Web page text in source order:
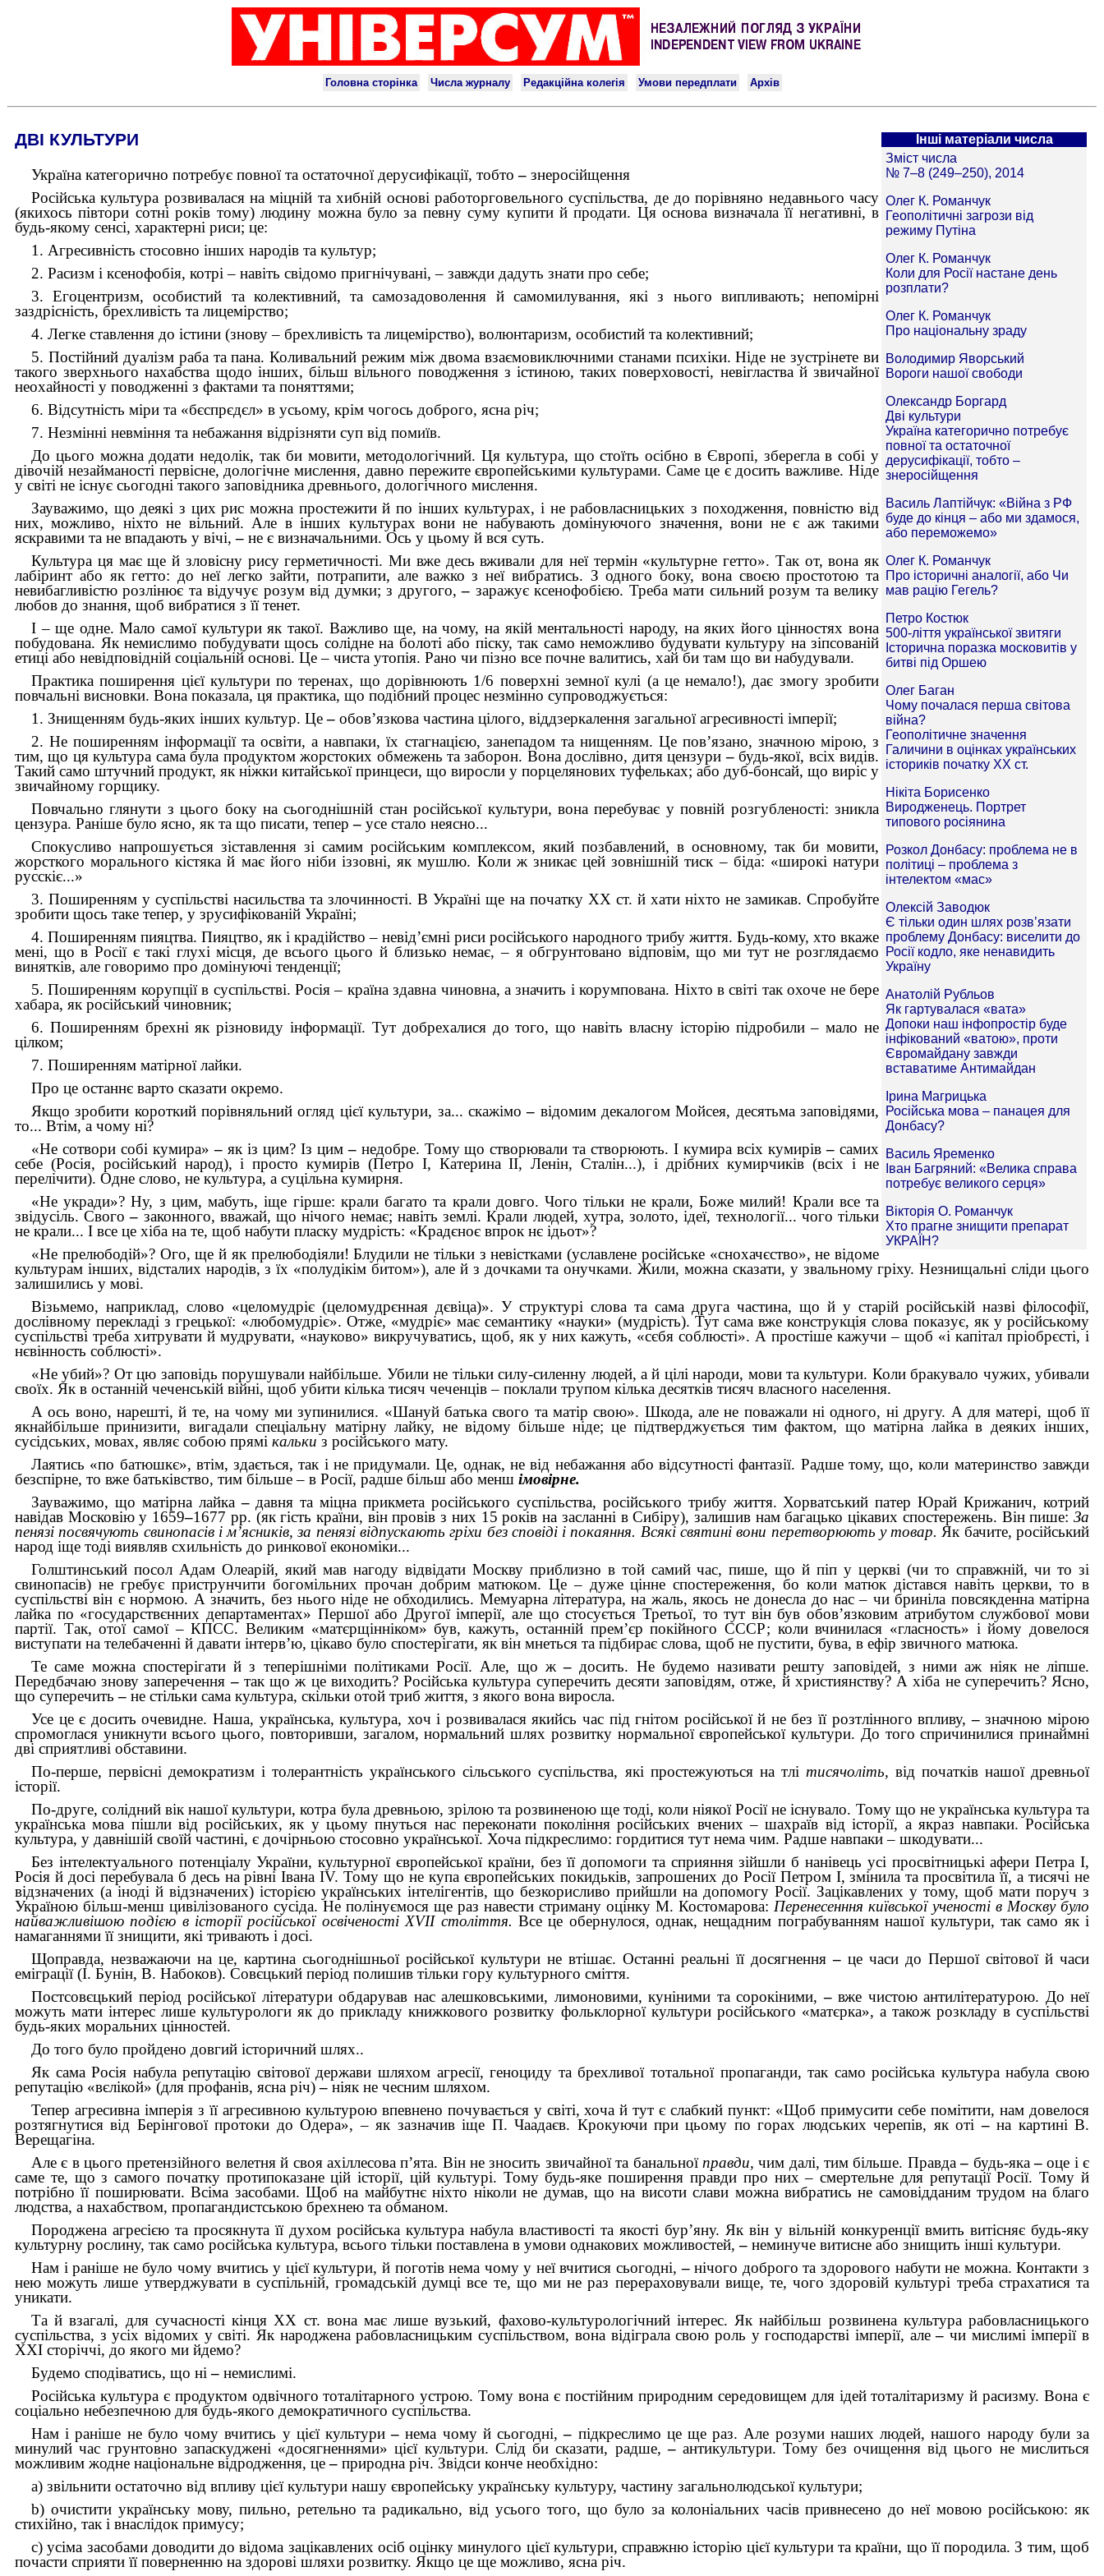
Інші матеріали числа
ДВІ КУЛЬТУРИ
Україна категорично потребує повної та остаточної дерусифікації, тобто– знеросійщення
Російська культура розвивалася на міцній та хибній основі работорговельного суспільства, де до порівняно недавнього часу
(якихось півтори сотні років тому) людину можна було за певну суму купити й продати. Ця основа визначала її негативні, в
будь-якому сенсі, характерні риси; це:
1. Агресивність стосовно інших народів та культур;
2. Расизм і ксенофобія, котрі – навіть свідомо пригнічувані, – завжди дадуть знати про себе;
3. Егоцентризм, особистий та колективний, та самозадоволення й самомилування, які з нього випливають; непомірні
заздрісність, брехливість та лицемірство;
4. Легке ставлення до істини (знову – брехливість та лицемірство), волюнтаризм, особистий та колективний;
5. Постійний дуалізм раба та пана. Коливальний режим між двома взаємовиключними станами психіки. Ніде не зустрінете ви
такого зверхнього нахабства щодо інших, більш вільного поводження з істиною, таких поверховості, невігластва й звичайної
неохайності у поводженні з фактами та поняттями;
6. Відсутність міри та «бєспрєдєл» в усьому, крім чогось доброго, ясна річ;
7. Незмінні невміння та небажання відрізняти суп від помиїв.
До цього можна додати недолік, так би мовити, методологічний. Ця культура, що стоїть осібно в Європі, зберегла в собі у
дівочій незайманості первісне, дологічне мислення, давно пережите європейськими культурами. Саме це є досить важливе. Ніде
у світі не існує сьогодні такого заповідника древнього, дологічного мислення.
Зауважимо, що деякі з цих рис можна простежити й по інших культурах, і не рабовласницьких з походження, повністю від
них, можливо, ніхто не вільний. Але в інших культурах вони не набувають домінуючого значення, вони не є аж такими
яскравими та не впадають у вічі,– не є визначальними. Ось у цьому й вся суть.
Культура ця має ще й зловісну рису герметичності. Ми вже десь вживали для неї термін «культурне гетто». Так от, вона як
лабіринт або як гетто: до неї легко зайти, потрапити, але важко з неї вибратись. З одного боку, вона своєю простотою та
невибагливістю розлінює та відучує розум від думки; з другого,– заражує ксенофобією. Треба мати сильний розум та велику
любов до знання, щоб вибратися з її тенет.
І – ще одне. Мало самої культури як такої. Важливо ще, на чому, на якій ментальності народу, на яких його цінностях вона
побудована. Як немислимо побудувати щось солідне на болоті або піску, так само неможливо будувати культуру на зіпсованій
етиці або невідповідній соціальній основі. Це – чиста утопія. Рано чи пізно все почне валитись, хай би там що ви набудували.
Практика поширення цієї культури по теренах, що дорівнюють 1/6 поверхні земної кулі (а це немало!), дає змогу зробити
повчальні висновки. Вона показала, ця практика, що подібний процес незмінно супроводжується:
1. Знищенням будь-яких інших культур. Це– обов’язкова частина цілого, віддзеркалення загальної агресивності імперії;
2. Не поширенням інформації та освіти, а навпаки, їх стагнацією, занепадом та нищенням. Це пов’язано, значною мірою, з
тим, що ця культура сама була продуктом жорстоких обмежень та заборон. Вона дослівно, дитя цензури–будь-якої, всіх видів.
Такий само штучний продукт, як ніжки китайської принцеси, що виросли у порцелянових туфельках; або дуб-бонсай, що виріс у
звичайному горщику.
Повчально глянути з цього боку на сьогоднішній стан російської культури, вона перебуває у повній розгубленості: зникла
цензура. Раніше було ясно, як та що писати, тепер– усе стало неясно...
Спокусливо напрошується зіставлення зі самим російським комплексом, який позбавлений, в основному, так би мовити,
жорсткого морального кістяка й має його ніби іззовні, як мушлю. Коли ж зникає цей зовнішній тиск – біда: «широкі натури
русскіє...»
3. Поширенням у суспільстві насильства та злочинності. В Україні ще на початку XX ст. й хати ніхто не замикав. Спробуйте
зробити щось таке тепер, у зрусифікованій Україні;
4. Поширенням пияцтва. Пияцтво, як і крадійство – невід’ємні риси російського народного трибу життя. Будь-кому, хто вкаже
мені, що в Росії є такі глухі місця, де всього цього й близько немає, – я обгрунтовано відповім, що ми тут не розглядаємо
винятків, але говоримо про домінуючі тенденції;
5. Поширенням корупції в суспільстві. Росія – країна здавна чиновна, а значить і корумпована. Ніхто в світі так охоче не бере
хабара, як російський чиновник;
6. Поширенням брехні як різновиду інформації. Тут добрехалися до того, що навіть власну історію підробили – мало не
цілком;
7. Поширенням матірної лайки.
Про це останнє варто сказати окремо.
Якщо зробити короткий порівняльний огляд цієї культури, за... скажімо– відомим декалогом Мойсея, десятьма заповідями,
то... Втім, а чому ні?
«Не сотвори собі кумира»– як із цим? Із цим– недобре. Тому що створювали та створюють. І кумира всіх кумирів–самих
себе (Росія, російський народ), і просто кумирів (Петро І, Катерина II, Ленін, Сталін...), і дрібних кумирчиків (всіх і не
перелічити). Одне слово, не культура, а суцільна кумирня.
«Не укради»? Ну, з цим, мабуть, іще гірше: крали багато та крали довго. Чого тільки не крали, Боже милий! Крали все та
звідусіль. Свого– законного, вважай, що нічого немає; навіть землі. Крали людей, хутра, золото, ідеї, технології... чого тільки
не крали... І все це хіба на те, щоб набути пласку мудрість: «Крадєноє впрок нє ідьот»?
«Не прелюбодій»? Ого, ще й як прелюбодіяли! Блудили не тільки з невістками (уславлене російське «снохачєство», не відоме
культурам інших, відсталих народів, з їх «полудікім битом»), але й з дочками та онучками. Жили, можна сказати, у звальному гріху. Незнищальні сліди цього
залишились у мові.
Візьмемо, наприклад, слово «целомудріє (целомудрєнная дєвіца)». У структурі слова та сама друга частина, що й у старій російській назві філософії,
дослівному перекладі з грецької: «любомудріє». Отже, «мудріє» має семантику «науки» (мудрість). Тут сама вже конструкція слова показує, як у російському
суспільстві треба хитрувати й мудрувати, «науково» викручуватись, щоб, як у них кажуть, «сєбя соблюсті». А простіше кажучи – щоб «і капітал пріобрєсті, і
нєвінность соблюсті».
«Не убий»? От цю заповідь порушували найбільше. Убили не тільки силу-силенну людей, а й цілі народи, мови та культури. Коли бракувало чужих, убивали
своїх. Як в останній чеченській війні, щоб убити кілька тисяч чеченців – поклали трупом кілька десятків тисяч власного населення.
А ось воно, нарешті, й те, на чому ми зупинилися. «Шануй батька свого та матір свою». Шкода, але не поважали ні одного, ні другу. А для матері, щоб її
якнайбільше принизити, вигадали спеціальну матірну лайку, не відому більше ніде; це підтверджується тим фактом, що матірна лайка в деяких інших,
сусідських, мовах, являє собою прямі кальки з російського мату.
Лаятись «по батюшкє», втім, здається, так і не придумали. Це, однак, не від небажання або відсутності фантазії. Радше тому, що, коли материнство завжди
безспірне, то вже батьківство, тим більше – в Росії, радше більш або менш імовірне.
Зауважимо, що матірна лайка–давня та міцна прикмета російського суспільства, російського трибу життя. Хорватський патер Юрай Крижанич, котрий
навідав Московію у 1659–1677 pp. (як гість країни, він провів з них 15 років на засланні в Сибіру), залишив нам багацько цікавих спостережень. Він пише:За
пенязі посвячують свинопасів і м’ясників, за пенязі відпускають гріхи без сповіді і покаяння. Всякі святині вони перетворюють у товар.Як бачите, російський
народ іще тоді виявляв схильність до ринкової економіки...
Голштинський посол Адам Олеарій, який мав нагоду відвідати Москву приблизно в той самий час, пише, що й піп у церкві (чи то справжній, чи то зі
свинопасів) не гребує приструнчити богомільних прочан добрим матюком. Це – дуже цінне спостереження, бо коли матюк дістався навіть церкви, то в
суспільстві він є нормою. А значить, без нього ніде не обходились. Мемуарна література, на жаль, якось не донесла до нас – чи бриніла повсякденна матірна
лайка по «государствєнних департаментах» Першої або Другої імперії, але що стосується Третьої, то тут він був обов’язковим атрибутом службової мови
партії. Так, отої самої – КПСС. Великим «матєрщінніком» був, кажуть, останній прем’єр покійного СССР; коли вчинилася «гласность» і йому довелося
виступати на телебаченні й давати інтерв’ю, цікаво було спостерігати, як він мнеться та підбирає слова, щоб не пустити, бува, в ефір звичного матюка.
Те саме можна спостерігати й з теперішніми політиками Росії. Але, що ж–досить. Не будемо називати решту заповідей, з ними аж ніяк не ліпше.
Передбачаю знову заперечення– так що ж це виходить? Російська культура суперечить десяти заповідям, отже, й християнству? А хіба не суперечить? Ясно,
що суперечить– не стільки сама культура, скільки отой триб життя, з якого вона виросла.
Усе це є досить очевидне. Наша, українська, культура, хоч і розвивалася якийсь час під гнітом російської й не без її розтлінного впливу,–значною мірою
спромоглася уникнути всього цього, повторивши, загалом, нормальний шлях розвитку нормальної європейської культури. До того спричинилися принаймні
дві сприятливі обставини.
По-перше, первісні демократизм і толерантність українського сільського суспільства, які простежуються на тлі тисячоліть, від початків нашої древньої
історії.
По-друге, солідний вік нашої культури, котра була древньою, зрілою та розвиненою ще тоді, коли ніякої Росії не існувало. Тому що не українська культура та
українська мова пішли від російських, як у цьому пнуться нас переконати покоління російських вчених – шахраїв від історії, а якраз навпаки. Російська
культура, у давнішій своїй частині, є дочірньою стосовно української. Хоча підкреслимо: гордитися тут нема чим. Радше навпаки – шкодувати...
Без інтелектуального потенціалу України, культурної європейської країни, без її допомоги та сприяння зійшли б нанівець усі просвітницькі афери Петра І,
Росія й досі перебувала б десь на рівні Івана IV. Тому що не купа європейських покидьків, запрошених до Росії Петром І, змінила та просвітила її, а тисячі не
відзначених (а іноді й відзначених) історією українських інтелігентів, що безкорисливо прийшли на допомогу Росії. Зацікавлених у тому, щоб мати поруч з
Україною більш-менш цивілізованого сусіда. Не полінуємося ще раз навести стриману оцінку М. Костомарова: Перенесенння київської ученості в Москву було
найважливішою подією в історії російської освіченості XVII століття. Все це обернулося, однак, нещадним пограбуванням нашої культури, так само як і
намаганнями її знищити, які тривають і досі.
Щоправда, незважаючи на це, картина сьогоднішньої російської культури не втішає. Останні реальні її досягнення– це часи до Першої світової й часи
еміграції (І. Бунін, В. Набоков). Совєцький період полишив тільки гору культурного сміття.
Постсовєцький період російської літератури обдарував нас алешковськими, лимоновими, куніними та сорокіними,– вже чистою антилітературою. До неї
можуть мати інтерес лише культурологи як до прикладу книжкового розвитку фольклорної культури російського «матєрка», а також розкладу в суспільстві
будь-яких моральних цінностей.
До того було пройдено довгий історичний шлях..
Як сама Росія набула репутацію світової держави шляхом агресії, геноциду та брехливої тотальної пропаганди, так само російська культура набула свою
репутацію «вєлікой» (для профанів, ясна річ)– ніяк не чесним шляхом.
Тепер агресивна імперія з її агресивною культурою впевнено почувається у світі, хоча й тут є слабкий пункт: «Щоб примусити себе помітити, нам довелося
розтягнутися від Берінгової протоки до Одера», – як зазначив іще П. Чаадаєв. Крокуючи при цьому по горах людських черепів, як оті–на картині В.
Верещагіна.
Але є в цього претензійного велетня й своя ахіллесова п’ята. Він не зносить звичайної та банальноїправди,чим далі, тим більше. Правда– будь-яка–оце і є
саме те, що з самого початку протипоказане цій історії, цій культурі. Тому будь-яке поширення правди про них – смертельне для репутації Росії. Тому й
потрібно її поширювати. Всіма засобами. Щоб на майбутнє ніхто ніколи не думав, що на висоти слави можна вибратись не самовідданим трудом на благо
людства, а нахабством, пропагандистською брехнею та обманом.
Породжена агресією та просякнута її духом російська культура набула властивості та якості бур’яну. Як він у вільній конкуренції вмить витісняє будь-яку
культурну рослину, так само російська культура, всього тільки поставлена в умови однакових можливостей,– неминуче витисне або знищить інші культури.
Нам і раніше не було чому вчитись у цієї культури, й поготів нема чому у неї вчитися сьогодні,–нічого доброго та здорового набути не можна. Контакти з
нею можуть лише утверджувати в суспільній, громадській думці все те, що ми не раз перераховували вище, те, чого здоровій культурі треба страхатися та
уникати.
Та й взагалі, для сучасності кінця XX ст. вона має лише вузький, фахово-культурологічний інтерес. Як найбільш розвинена культура рабовласницького
суспільства, з усіх відомих у світі. Як народжена рабовласницьким суспільством, вона відіграла свою роль у господарстві імперії, але– чи мислимі імперії в
XXI сторіччі, до якого ми йдемо?
Будемо сподіватись, що ні– немислимі.
Російська культура є продуктом одвічного тоталітарного устрою. Тому вона є постійним природним середовищем для ідей тоталітаризму й расизму. Вона є
соціально небезпечною для будь-якого демократичного суспільства.
Нам і раніше не було чому вчитись у цієї культури–нема чому й сьогодні,– підкреслимо це ще раз. Але розуми наших людей, нашого народу були за
минулий час грунтовно запаскуджені «досягненнями» цієї культури. Слід би сказати, радше,–антикультури. Тому без очищення від цього не мислиться
можливим жодне національне відродження, це– природна річ. Звідси конче необхідно:
a) звільнити остаточно від впливу цієї культури нашу європейську українську культуру, частину загальнолюдської культури;
b) очистити українську мову, пильно, ретельно та радикально, від усього того, що було за колоніальних часів привнесено до неї мовою російською: як
стихійно, так і внаслідок примусу;
c) усіма засобами доводити до відома зацікавлених осіб оцінку минулого цієї культури, справжню історію цієї культури та країни, що її породила. З тим, щоб
почасти сприяти її поверненню на здорові шляхи розвитку. Якщо це ще можливо, ясна річ.